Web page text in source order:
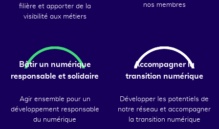
filière et apporter de la
visibilité aux métiers
nos membres
Bâtir un numérique
responsable et solidaire
Agir ensemble pour un
développement responsable
du numérique
Accompagner la
transition numérique
Développer les potentiels de
notre réseau et accompagner
la transition numérique